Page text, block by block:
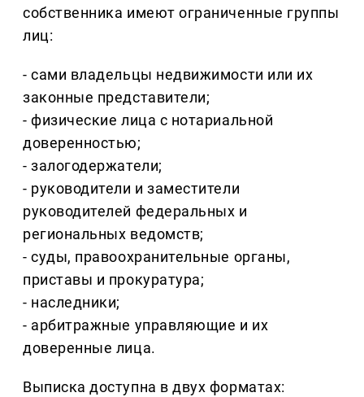
собственника имеют ограниченные группы
лиц:
- сами владельцы недвижимости или их
законные представители;
- физические лица с нотариальной
доверенностью;
- залогодержатели;
- руководители и заместители
руководителей федеральных и
региональных ведомств;
- суды, правоохранительные органы,
приставы и прокуратура;
- наследники;
- арбитражные управляющие и их
доверенные лица.
Выписка доступна в двух форматах: